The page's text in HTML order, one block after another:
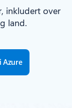
inkludert over
land.
Azure